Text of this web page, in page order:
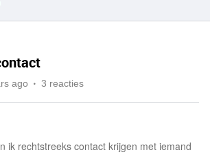
ago 3 reacties
ik rechtstreeks contact krijgen met iemand